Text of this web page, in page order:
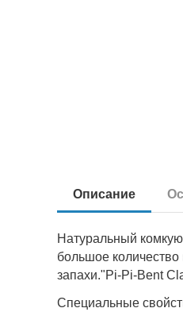
Описание
Натуральный
большое
запахи."Pi-Pi-Bent
Специальные